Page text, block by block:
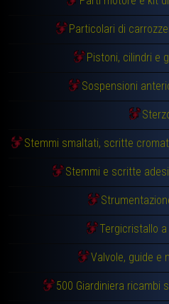
Particolari di
Pistoni, cilindri e
Sospensioni
Stemmi smaltati, scritte
Stemmi e scritte
Tergicristallo
Valvole, guide e
500 Giardiniera ricambi